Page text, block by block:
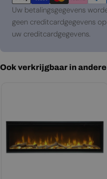
Uw betalingsgegevens
geen creditcardgegevens
uw creditcardgegevens.
Ook verkrijgbaar in